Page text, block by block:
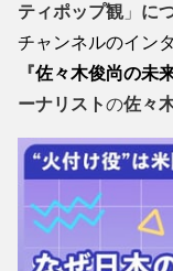
ティポップ観」 に
チャンネルのイン
『佐々木俊尚の未
ーナリストの佐々